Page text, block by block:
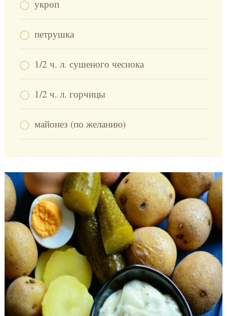
укроп
петрушка
1/2 ч. л. сушеного чеснока
1/2 ч. л. горчицы
майонез (по желанию)